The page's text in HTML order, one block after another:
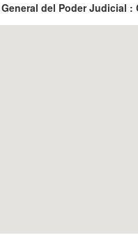
del Poder Judicial :